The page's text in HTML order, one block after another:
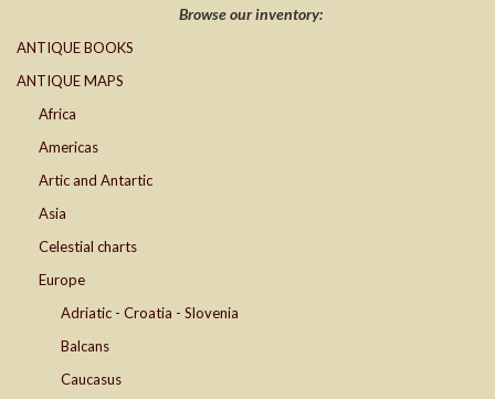
Browse our inventory:
ANTIQUE BOOKS
ANTIQUE MAPS
Africa
Americas
Artic and Antartic
Asia
Celestial charts
Europe
Adriatic - Croatia - Slovenia
Balcans
Caucasus